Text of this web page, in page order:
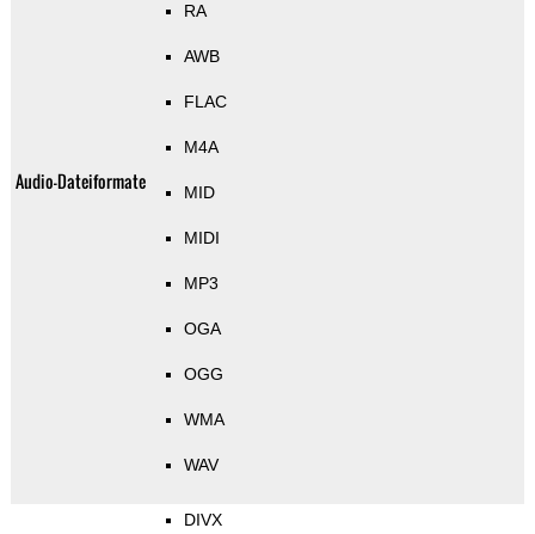
Audio-Dateiformate
RA
AWB
FLAC
M4A
MID
MIDI
MP3
OGA
OGG
WMA
WAV
DIVX